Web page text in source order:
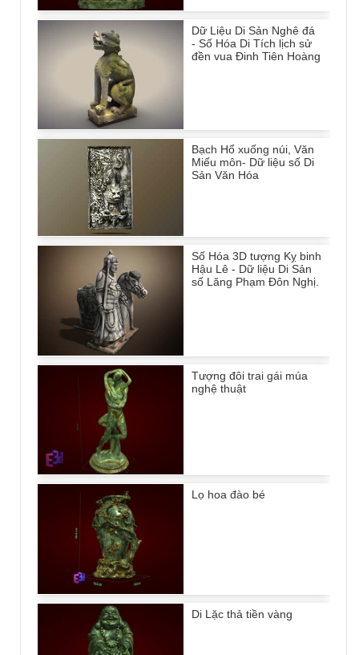
Dữ Liệu Di Sản Nghê đá
- Số Hóa Di Tích lịch sử
đền vua Đinh Tiên Hoàng
Bạch Hổ xuống núi, Văn
Miếu môn- Dữ liệu số Di
Sản Văn Hóa
Số Hóa 3D tượng Kỵ binh
Hậu Lê - Dữ liệu Di Sản
số Lăng Phạm Đôn Nghị.
Tượng đôi trai gái múa
nghệ thuật
Lọ hoa đào bé
Di Lặc thả tiền vàng